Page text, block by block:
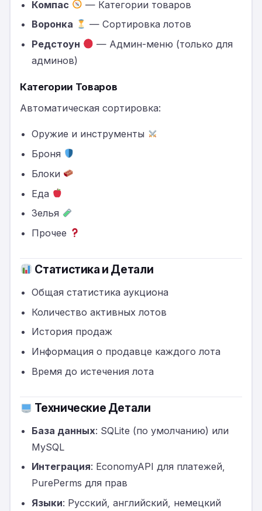
Компас
— Категории товаров
Воронка
— Сортировка лотов
Редстоун
— Админ-меню (только для
админов)
Категории Товаров
Автоматическая сортировка:
Оружие и инструменты
Броня
Блоки
Еда
Зелья
Прочее
Статистика и Детали
Общая статистика аукциона
Количество активных лотов
История продаж
Информация о продавце каждого лота
Время до истечения лота
Технические Детали
База данных: SQLite (по умолчанию) или
MySQL
Интеграция: EconomyAPI для платежей,
PurePerms для прав
Языки: Русский, английский, немецкий